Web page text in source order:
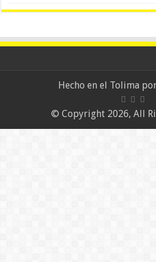
Hecho en el Tolima
© Copyright 2026, All